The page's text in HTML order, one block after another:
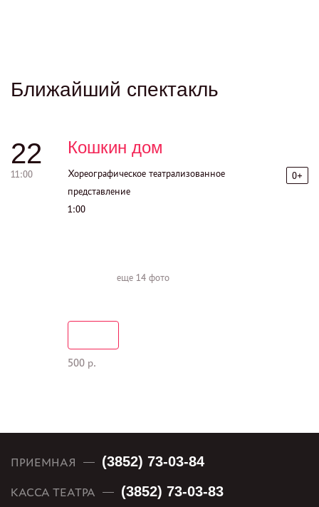
Ближайший спектакль
22
11:00
Кошкин дом
0+
Хореографическое театрализованное
представление
1:00
еще 14 фото
500 р.
ПРИЕМНАЯ (3852) 73-03-84
КАССА ТЕАТРА (3852) 73-03-83